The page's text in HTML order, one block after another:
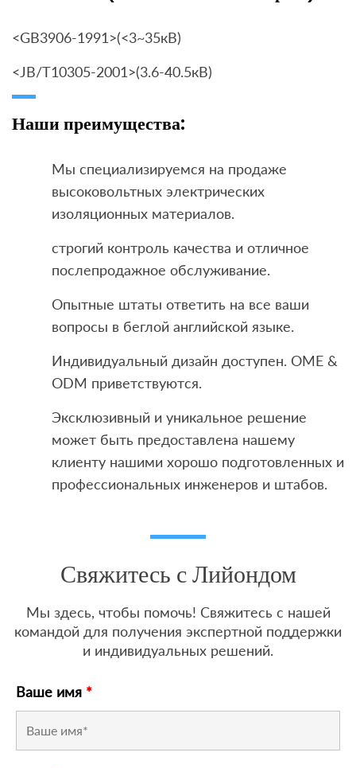
<GB3906-1991>(<3~35кВ)
<JB/T10305-2001>(3.6-40.5кВ)
Наши преимущества:
Мы специализируемся на продаже
высоковольтных электрических
изоляционных материалов.
строгий контроль качества и отличное
послепродажное обслуживание.
Опытные штаты ответить на все ваши
вопросы в беглой английской языке.
Индивидуальный дизайн доступен. OME &
ODM приветствуются.
Эксклюзивный и уникальное решение
может быть предоставлена ​​нашему
клиенту нашими хорошо подготовленных и
профессиональных инженеров и штабов.
Свяжитесь с Лийондом
Мы здесь, чтобы помочь! Свяжитесь с нашей
командой для получения экспертной поддержки
и индивидуальных решений.
Ваше имя *